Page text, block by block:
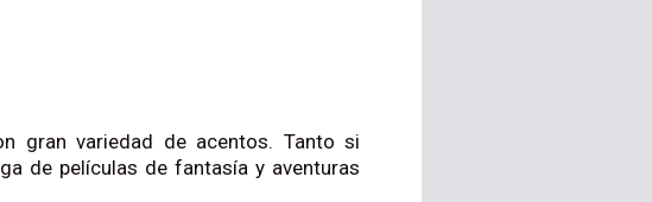
gran variedad de acentos. Tanto si
de películas de fantasía y aventuras